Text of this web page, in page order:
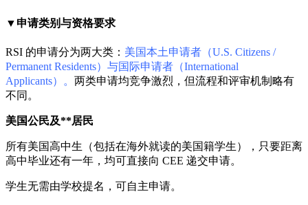
▼申请类别与资格要求
RSI 的申请分为两大类： 美国本土申请者（U.S. Citizens /
Permanent Residents）与国际申请者（International
Applicants）。 两类申请均竞争激烈，但流程和评审机制略有
不同。
美国公民及**居民
所有美国高中生（包括在海外就读的美国籍学生），只要距离
高中毕业还有一年，均可直接向 CEE 递交申请。
学生无需由学校提名，可自主申请。